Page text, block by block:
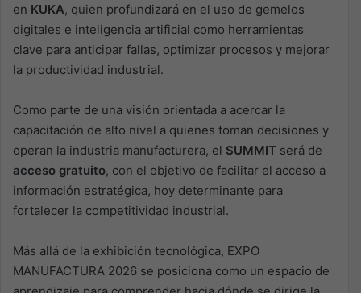
en KUKA, quien profundizará en el uso de gemelos
digitales e inteligencia artificial como herramientas
clave para anticipar fallas, optimizar procesos y mejorar
la productividad industrial.
Como parte de una visión orientada a acercar la
capacitación de alto nivel a quienes toman decisiones y
operan la industria manufacturera, el SUMMIT será de
acceso gratuito, con el objetivo de facilitar el acceso a
información estratégica, hoy determinante para
fortalecer la competitividad industrial.
Más allá de la exhibición tecnológica, EXPO
MANUFACTURA 2026 se posiciona como un espacio de